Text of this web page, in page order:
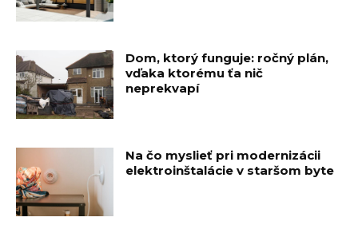
Dom, ktorý funguje: ročný plán,
vďaka ktorému ťa nič
neprekvapí
Na čo myslieť pri modernizácii
elektroinštalácie v staršom byte